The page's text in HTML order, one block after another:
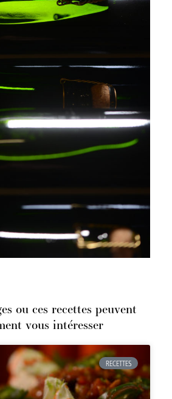
ou ces recettes peuvent
vous intéresser
RECETTES